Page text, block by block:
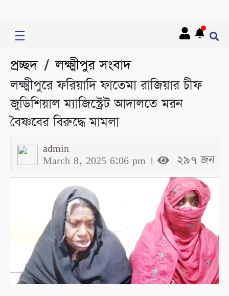
প্রচ্ছদ/লক্ষ্মীপুর সংবাদ
লক্ষ্মীপুরে ফরিয়াদি ফাতেমা রাজিয়ার চীফ
জুডিশিয়াল ম্যাজিস্ট্রেট আদালতে মরন
বৈষ্ণবের বিরুদ্ধে মামলা
admin
March 8, 2025 6:06 pm । ২৯৭ জন